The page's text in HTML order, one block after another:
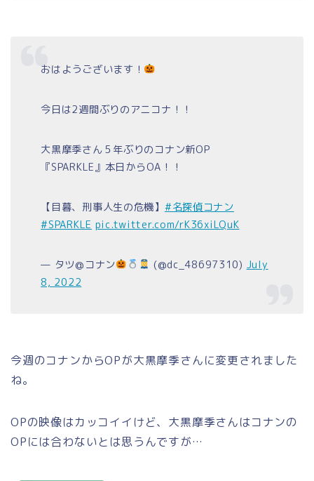
おはようございます！
今日は2週間ぶりのアニコナ！！
大黒摩季さん５年ぶりのコナン新OP
『SPARKLE』本日からOA！！
【目暮、刑事人生の危機】 #名探偵コナン
#SPARKLE pic.twitter.com/rK36xiLQuK
— タツ@コナン (@dc_48697310) July
8, 2022
今週のコナンからOPが大黒摩季さんに変更されました
ね。
OPの映像はカッコイイけど、大黒摩季さんはコナンの
OPには合わないとは思うんですが…